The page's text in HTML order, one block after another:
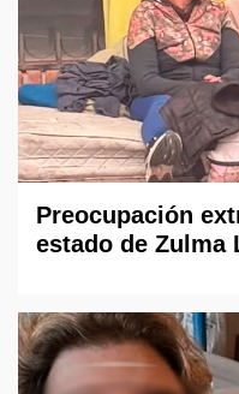
Preocupación
estado de Zulma